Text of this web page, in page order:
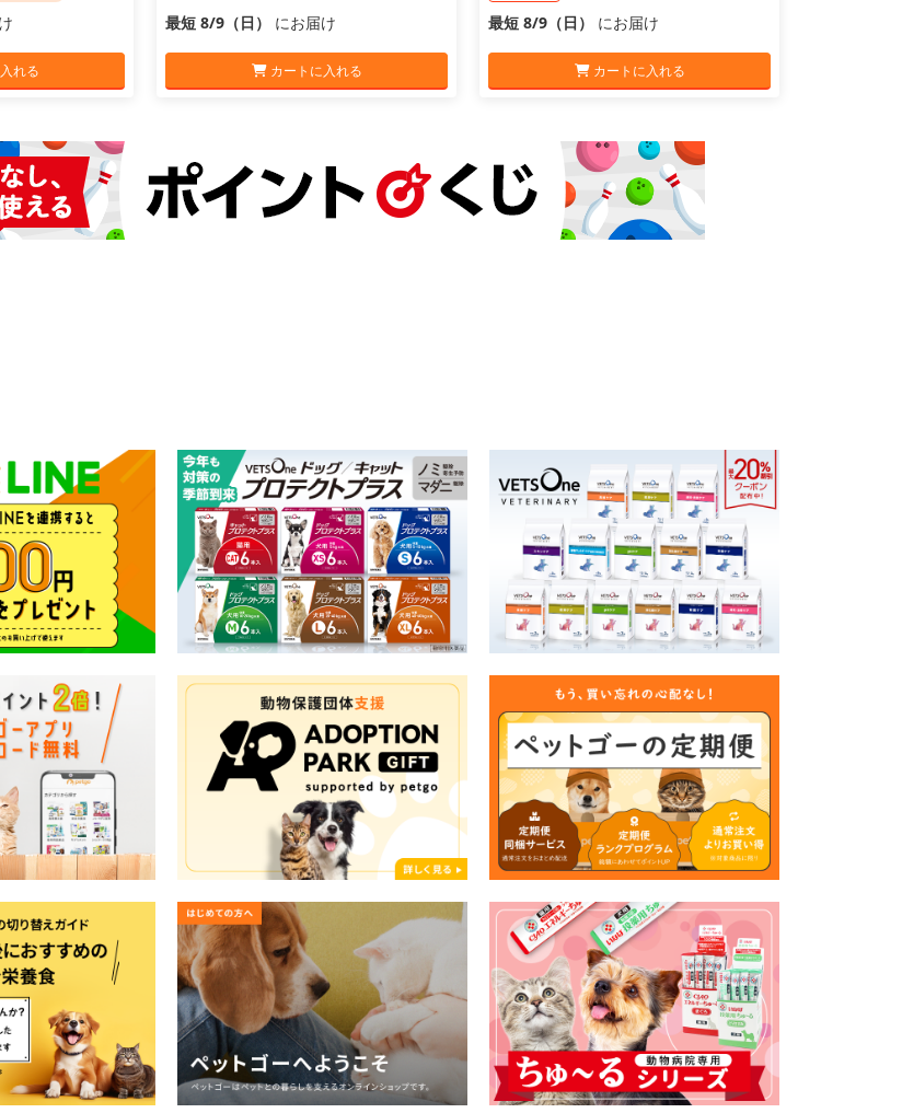
れる
最短 8/9（日） にお届け
カートに入れる
最短 8/9（日） にお届け
カートに入れる